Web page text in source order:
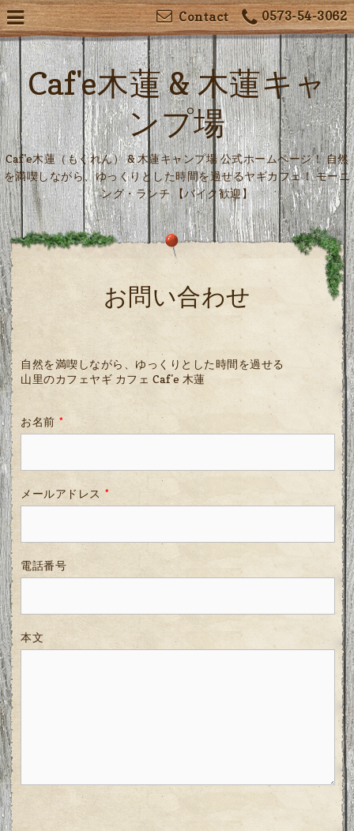
0573-54-3062
Contact
Caf'e木蓮 & 木蓮キャ
ンプ場
Caf'e木蓮（もくれん） & 木蓮キャンプ場 公式ホームページ！ 自然
を満喫しながら、ゆっくりとした時間を過せるヤギカフェ！ モーニ
ング・ランチ 【バイク歓迎】
お問い合わせ
自然を満喫しながら、ゆっくりとした時間を過せる
山里のカフェヤギ カフェ Caf'e 木蓮
お名前 *
メールアドレス *
電話番号
本文